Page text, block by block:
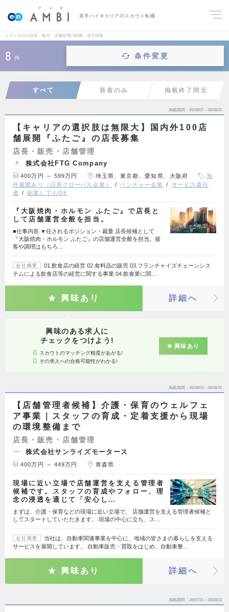
若手ハイキャリアのスカウト転職
メディカルの店長・販売・店舗管理の転職・求人情報
8 件 条件変更
すべて 新着のみ 掲載終了間近
掲載期間 26/08/07～26/08/20
【キャリアの選択肢は無限大】国内外100店
舗展開『ふたご』の店長募集
店長・販売・店舗管理
株式会社FTG Company
400万円 ～ 599万円 埼玉県、東京都、愛知県、大阪府
海
外展開あり（日系グローバル企業）
ベンチャー企業
サービス責任
者
副業してもOK
『大阪焼肉・ホルモン ふたご』で店長と
して店舗運営全般を担当。
■仕事内容 ▼任されるポジション・裁量 店長候補として
『大阪焼肉・ホルモン ふたご』の店舗運営全般を担当。接
客や調理はもちろ…
会社概要
01.飲食店の経営 02.食料品の販売 03.フランチャイズチェーンシス
テムによる飲食店等の経営に関する事業 04.飲食業に関…
興味あり 詳細へ
興味のある求人に
チェックをつけよう!
スカウトのマッチング精度があがる!
その求人への合格可能性がわかる!
興味あり
掲載期間 26/08/03～26/08/16
【店舗管理者候補】介護・保育のウェルフェ
ア事業｜スタッフの育成・定着支援から現場
の環境整備まで
店長・販売・店舗管理
株式会社サンライズモータース
400万円 ～ 449万円 青森県
現場に近い立場で店舗運営を支える管理者
候補です。スタッフの育成やフォロー、理
念の浸透を通じて「安心し…
まずは、介護・保育などの現場に近い立場で、 店舗運営を支える管理者候補と
してスタートしていただきます。 現場の中心に立ち、ス…
会社概要
当社は、自動車関連事業を中心に、地域の皆さまの暮らしを支える
サービスを展開しています。 自動車販売・買取をはじめ、自動車整…
興味あり 詳細へ
掲載期間 26/07/31～26/08/13